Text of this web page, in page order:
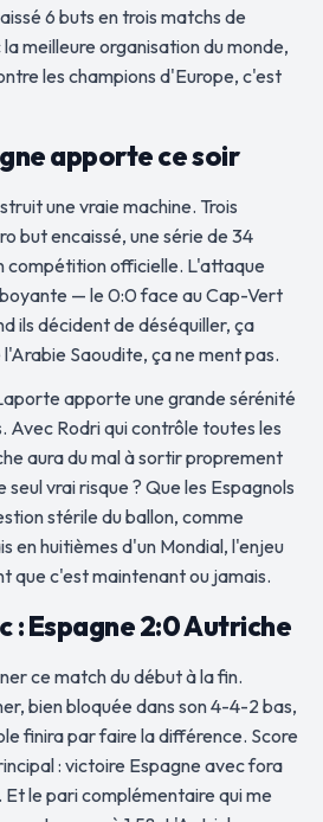
6 buts en trois matchs de
meilleure organisation du monde,
les champions d'Europe, c'est
apporte ce soir
une vraie machine. Trois
but encaissé, une série de 34
compétition officielle. L'attaque
— le 0:0 face au Cap-Vert
ils décident de déséquiller, ça
Saoudite, ça ne ment pas.
apporte une grande sérénité
Avec Rodri qui contrôle toutes les
aura du mal à sortir proprement
vrai risque ? Que les Espagnols
stérile du ballon, comme
en huitièmes d'un Mondial, l'enjeu
que c'est maintenant ou jamais.
: Espagne 2:0 Autriche
ce match du début à la fin.
bien bloquée dans son 4-4-2 bas,
finira par faire la différence. Score
: victoire Espagne avec fora
le pari complémentaire qui me